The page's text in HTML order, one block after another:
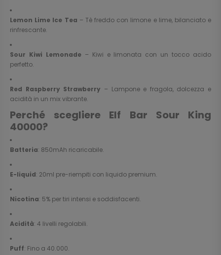
Lemon Lime Ice Tea – Tè freddo con limone e lime, bilanciato e
rinfrescante.
Sour Kiwi Lemonade– Kiwi e limonata con un tocco acido
perfetto.
Red Raspberry Strawberry – Lampone e fragola, dolcezza e
acidità in un mix vibrante.
Perché scegliere Elf Bar Sour King
40000?
Batteria: 850mAh ricaricabile.
E-liquid: 20ml pre-riempiti con liquido premium.
Nicotina: 5% per tiri intensi e soddisfacenti.
Acidità: 4 livelli regolabili.
Puff: Fino a 40.000.